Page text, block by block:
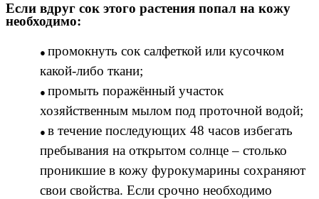
Если вдруг сок этого растения попал на кожу
необходимо:
промокнуть сок салфеткой или кусочком
какой-либо ткани;
промыть поражённый участок
хозяйственным мылом под проточной водой;
в течение последующих 48 часов избегать
пребывания на открытом солнце – столько
проникшие в кожу фурокумарины сохраняют
свои свойства. Если срочно необходимо